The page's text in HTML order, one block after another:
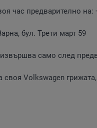
час предварително на:
бул. Трети март 59
извършва само след
своя Volkswagen